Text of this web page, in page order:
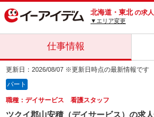
北海道・東北 の求人
▼エリア変更
仕事情報
更新日：2026/08/07 ※更新日時点の最新情報です
パート
職種：デイサービス 看護スタッフ
ツクイ郡山安積（デイサービス）の求